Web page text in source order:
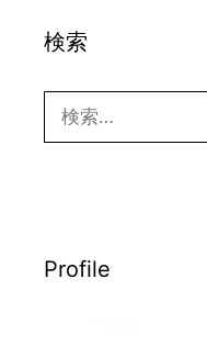
検索
索:
Profile